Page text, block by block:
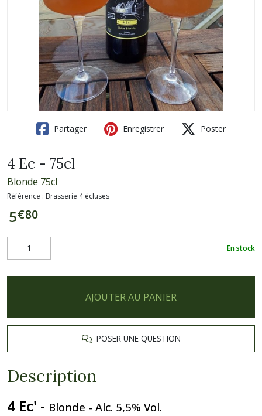
Partager Enregistrer Poster
4 Ec - 75cl
Blonde 75cl
Référence : Brasserie 4 écluses
5€80
En stock
AJOUTER AU PANIER
POSER UNE QUESTION
Description
4 Ec' - Blonde - Alc. 5,5% Vol.